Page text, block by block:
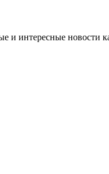
и интересные новости